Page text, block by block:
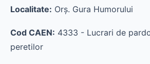
Localitate: Orş. Gura Humorului
Cod CAEN: 4333 - Lucrari de
peretilor